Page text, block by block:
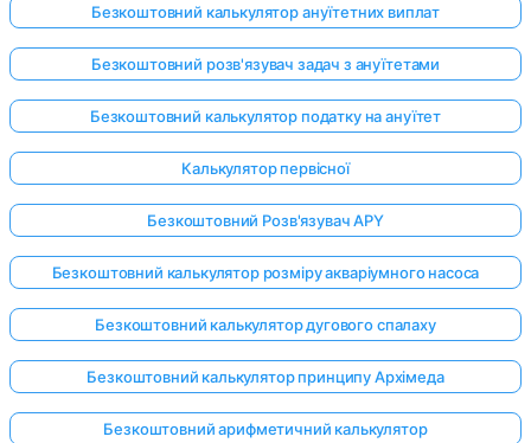
Безкоштовний калькулятор ануїтетних виплат
Безкоштовний розв'язувач задач з ануїтетами
Безкоштовний калькулятор податку на ануїтет
Калькулятор первісної
Безкоштовний Розв'язувач APY
Безкоштовний калькулятор розміру акваріумного насоса
Безкоштовний калькулятор дугового спалаху
Безкоштовний калькулятор принципу Архімеда
Безкоштовний арифметичний калькулятор